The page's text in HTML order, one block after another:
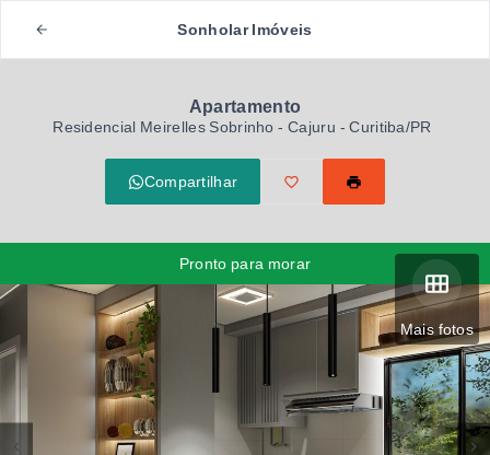
Sonholar Imóveis
Apartamento
Residencial Meirelles Sobrinho -Cajuru - Curitiba/PR
Compartilhar
Mais fotos
Pronto para morar